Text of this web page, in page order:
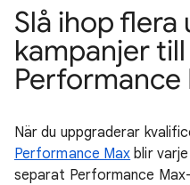
Slå ihop
kampanjer till
När du uppgraderar
Performance Max blir
separat Performance